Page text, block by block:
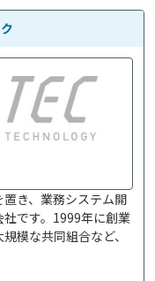
き、業務システム開
です。1999年に創業
模な共同組合など、